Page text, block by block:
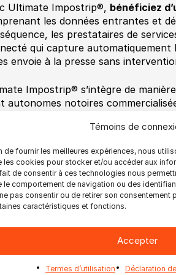
Témoins de
de fournir les meilleures expériences, nous
les cookies pour stocker et/ou accéder aux
de consentir à ces technologies nous
le comportement de navigation ou des
pas consentir ou de retirer son consentement
caractéristiques et fonctions.
Accepter
Termes d’utilisation Déclaration
Ultimate Impostrip®, bénéficiez
les données entrantes et
les prestataires de
qui capture automatiquement
envoie à la presse sans
Impostrip® s’intègre de
autonomes notoires
se connecter à des systèmes Web-
en interne/auto-développés
nous pour notre webinaire
we will talk about how Ultimate
standalone web-to-print
: 14 septembre 2023
maintenant!